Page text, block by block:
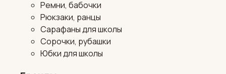
Ремни, бабочки
Рюкзаки, ранцы
Сарафаны для школы
Сорочки, рубашки
Юбки для школы